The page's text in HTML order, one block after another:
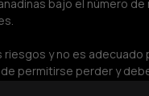
bajo el número
y no es
permitirse perder y
de experiencia,